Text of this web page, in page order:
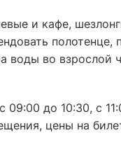
и кафе,
полотенце,
воды во
до 10:30, с
цены на